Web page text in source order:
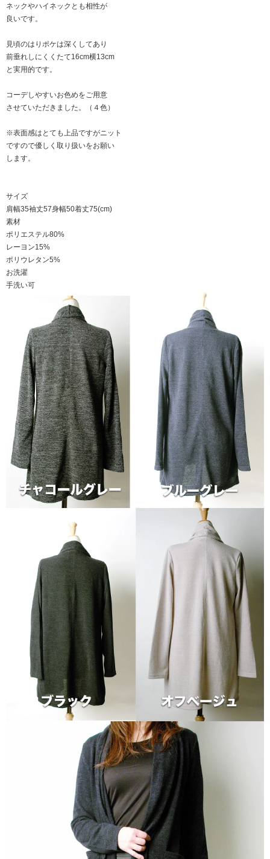
ネックやハイネックとも相性が
良いです。
見頃のはりポケは深くしてあり
前垂れしにくくたて16cm横13cm
と実用的です。
コーデしやすいお色めをご用意
させていただきました。（４色）
※表面感はとても上品ですがニット
ですので優しく取り扱いをお願い
します。
サイズ
肩幅35袖丈57身幅50着丈75(cm)
素材
ポリエステル80%
レーヨン15%
ポリウレタン5%
お洗濯
手洗い可